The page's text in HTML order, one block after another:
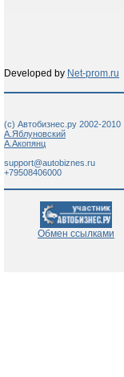
Developed by Net-prom.ru
(c) Автобизнес.ру 2002-2010
А.Яблуновский
А.Акопянц
support@autobiznes.ru
+79508406000
Обмен ссылками